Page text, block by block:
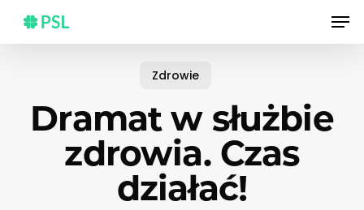
main
Zdrowie
Dramat w służbie
zdrowia. Czas
działać!